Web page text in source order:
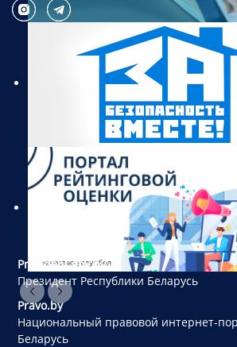
President.gov.by
Президент Республики Беларусь
Pravo.by
Национальный правовой интернет-
Беларусь